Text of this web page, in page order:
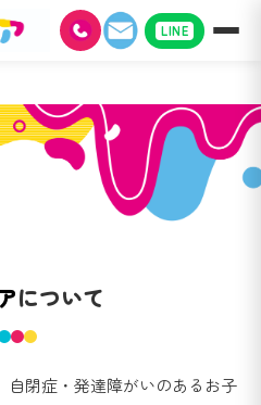
LINE
について
自閉症・発達障がいのあるお子